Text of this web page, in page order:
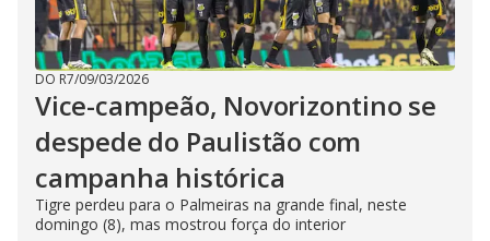
DO R7/09/03/2026
Vice-campeão, Novorizontino se
despede do Paulistão com
campanha histórica
Tigre perdeu para o Palmeiras na grande final, neste
domingo (8), mas mostrou força do interior